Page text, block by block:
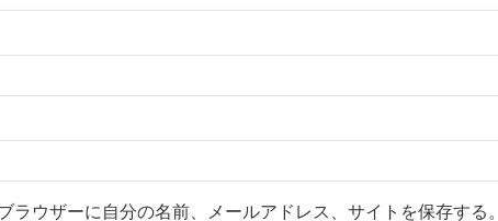
ラウザーに自分の名前、メールアドレス、サイトを保存する。